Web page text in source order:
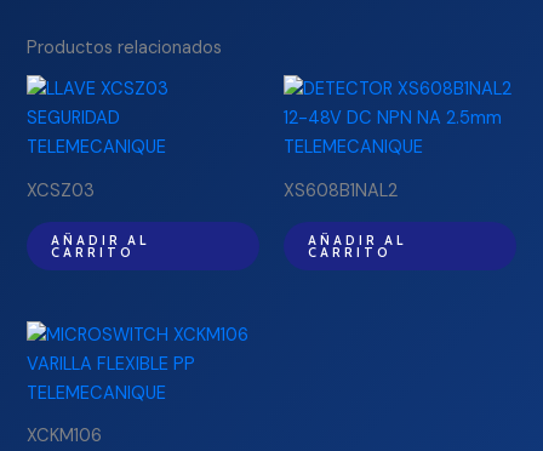
Productos relacionados
XCSZ03
AÑADIR AL
CARRITO
XS608B1NAL2
AÑADIR AL
CARRITO
XCKM106